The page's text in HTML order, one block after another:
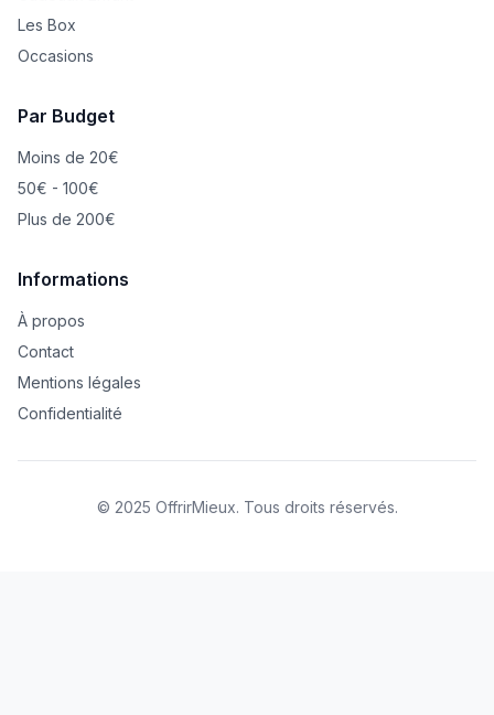
Les Box
Occasions
Par Budget
Moins de 20€
50€ - 100€
Plus de 200€
Informations
À propos
Contact
Mentions légales
Confidentialité
© 2025 OffrirMieux. Tous droits réservés.